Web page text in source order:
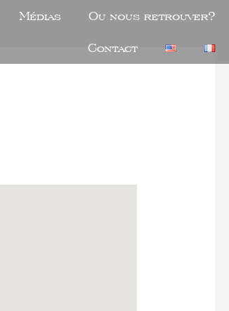
Médias Ou nous retrouver?
Contact